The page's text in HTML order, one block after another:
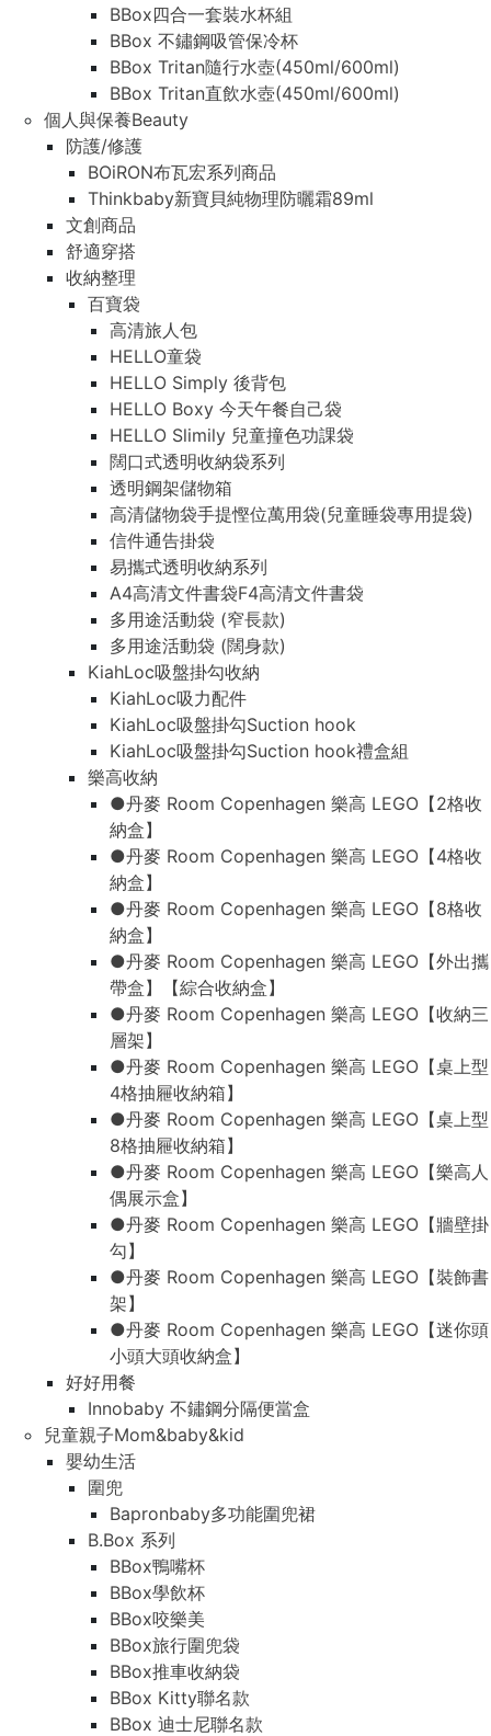
BBox四合一套裝水杯組
BBox 不鏽鋼吸管保冷杯
BBox Tritan隨行水壺(450ml/600ml)
BBox Tritan直飲水壺(450ml/600ml)
個人與保養Beauty
防護/修護
BOiRON布瓦宏系列商品
Thinkbaby新寶貝純物理防曬霜89ml
文創商品
舒適穿搭
收納整理
百寶袋
高清旅人包
HELLO童袋
HELLO Simply 後背包
HELLO Boxy 今天午餐自己袋
HELLO Slimily 兒童撞色功課袋
闊口式透明收納袋系列
透明鋼架儲物箱
高清儲物袋手提慳位萬用袋(兒童睡袋專用提袋)
信件通告掛袋
易攜式透明收納系列
A4高清文件書袋F4高清文件書袋
多用途活動袋 (窄長款)
多用途活動袋 (闊身款)
KiahLoc吸盤掛勾收納
KiahLoc吸力配件
KiahLoc吸盤掛勾Suction hook
KiahLoc吸盤掛勾Suction hook禮盒組
樂高收納
●丹麥 Room Copenhagen 樂高 LEGO【2格收
納盒】
●丹麥 Room Copenhagen 樂高 LEGO【4格收
納盒】
●丹麥 Room Copenhagen 樂高 LEGO【8格收
納盒】
●丹麥 Room Copenhagen 樂高 LEGO【外出攜
帶盒】【綜合收納盒】
●丹麥 Room Copenhagen 樂高 LEGO【收納三
層架】
●丹麥 Room Copenhagen 樂高 LEGO【桌上型
4格抽屜收納箱】
●丹麥 Room Copenhagen 樂高 LEGO【桌上型
8格抽屜收納箱】
●丹麥 Room Copenhagen 樂高 LEGO【樂高人
偶展示盒】
●丹麥 Room Copenhagen 樂高 LEGO【牆壁掛
勾】
●丹麥 Room Copenhagen 樂高 LEGO【裝飾書
架】
●丹麥 Room Copenhagen 樂高 LEGO【迷你頭
小頭大頭收納盒】
好好用餐
Innobaby 不鏽鋼分隔便當盒
兒童親子Mom&baby&kid
嬰幼生活
圍兜
Bapronbaby多功能圍兜裙
B.Box 系列
BBox鴨嘴杯
BBox學飲杯
BBox咬樂美
BBox旅行圍兜袋
BBox推車收納袋
BBox Kitty聯名款
BBox 迪士尼聯名款